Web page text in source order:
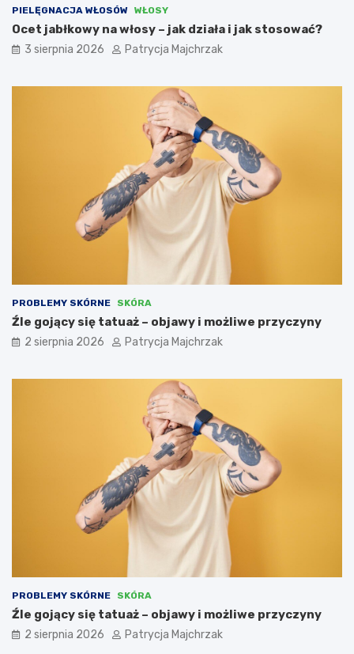
PIELĘGNACJA WŁOSÓW WŁOSY
Ocet jabłkowy na włosy – jak działa i jak stosować?
3 sierpnia 2026 Patrycja Majchrzak
PROBLEMY SKÓRNE SKÓRA
Źle gojący się tatuaż – objawy i możliwe przyczyny
2 sierpnia 2026 Patrycja Majchrzak
PROBLEMY SKÓRNE SKÓRA
Źle gojący się tatuaż – objawy i możliwe przyczyny
2 sierpnia 2026 Patrycja Majchrzak